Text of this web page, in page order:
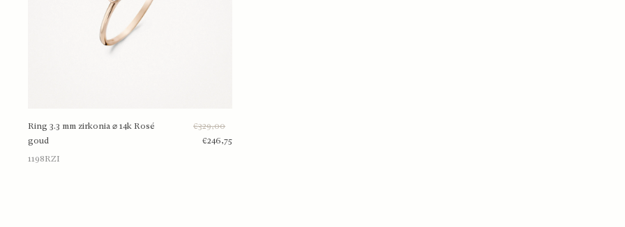
46
Ring 3.3 mm zirkonia ⌀ 14k Rosé
goud
1198RZI
€329,00
€246,75